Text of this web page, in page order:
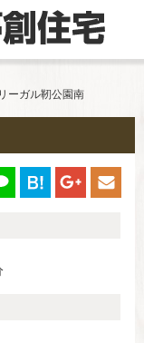
リーガル靭公園南